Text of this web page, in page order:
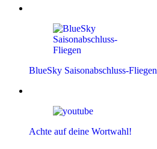
BlueSky Saisonabschluss-Fliegen
Achte auf deine Wortwahl!